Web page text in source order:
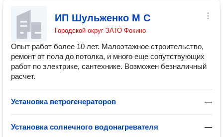
ИП Шульженко М С
Городской округ ЗАТО Фокино
Опыт работ более 10 лет. Малоэтажное строительство,
ремонт от пола до потолка, и много еще сопутствующих
работ по электрике, сантехнике. Возможен безналичный
расчет.
Установка ветрогенераторов —
Установка солнечного водонагревателя —